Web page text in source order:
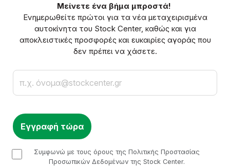
Μείνετε ένα βήμα μπροστά!
Ενημερωθείτε πρώτοι για τα νέα μεταχειρισμένα
αυτοκίνητα του Stock Center, καθώς και για
αποκλειστικές προσφορές και ευκαιρίες αγοράς που
δεν πρέπει να χάσετε.
checkbox
Συμφωνώ με τους όρους της Πολιτικής Προστασίας
Προσωπικών Δεδομένων της Stock Center.